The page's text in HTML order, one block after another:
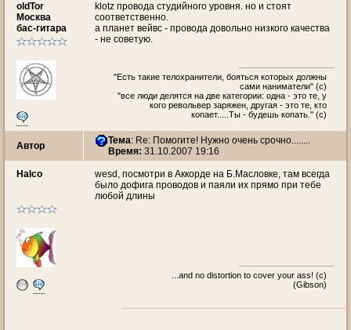
oldTor
Москва
бас-гитара
klotz провода студийного уровня. но и стоят
соответственно.
а планет вейвс - провода довольно низкого качества
- не советую.
"Есть такие телохранители, бояться которых должны
сами наниматели" (с)
"все люди делятся на две категории: одна - это те, у
кого револьвер заряжен, другая - это те, кто
копает.....Ты - будешь копать." (с)
Автор Тема: Re: Помогите! Нужно очень срочно........
Время: 31.10.2007 19:16
Halco
wesd, посмотри в Аккорде на Б.Масловке, там всегда
было дофига проводов и паяли их прямо при тебе
любой длины
...and no distortion to cover your ass! (с)
(Gibson)